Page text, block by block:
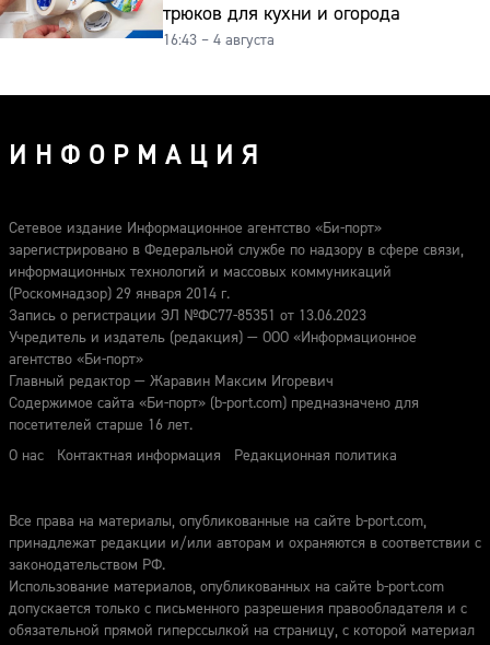
трюков для кухни и огорода
16:43 – 4 августа
ИНФОРМАЦИЯ
Сетевое издание Информационное агентство «Би-порт»
зарегистрировано в Федеральной службе по надзору в сфере связи,
информационных технологий и массовых коммуникаций
(Роскомнадзор) 29 января 2014 г.
Запись о регистрации ЭЛ №ФС77-85351 от 13.06.2023
Учредитель и издатель (редакция) — ООО «Информационное
агентство «Би-порт»
Главный редактор — Жаравин Максим Игоревич
Содержимое сайта «Би-порт» (b-port.com) предназначено для
посетителей старше 16 лет.
О нас
Контактная информация Редакционная политика
Все права на материалы, опубликованные на сайте b-port.com,
принадлежат редакции и/или авторам и охраняются в соответствии с
законодательством РФ.
Использование материалов, опубликованных на сайте b-port.com
допускается только с письменного разрешения правообладателя и с
обязательной прямой гиперссылкой на страницу, с которой материал